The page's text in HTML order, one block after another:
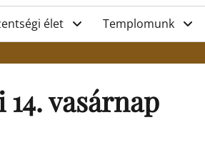
élet Templomunk
14. vasárnap